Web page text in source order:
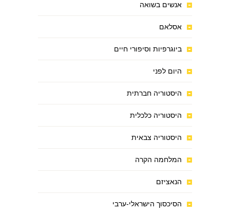
אנשים בשואה
אסלאם
ביוגרפיות וסיפורי חיים
היום לפני
היסטוריה חברתית
היסטוריה כלכלית
היסטוריה צבאית
המלחמה הקרה
הנאציזם
הסיכסוך הישראלי-ערבי